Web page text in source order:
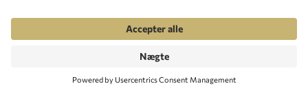
udbyder: Google Ireland Limited, Gordon House, 4 Barrow St,
Dublin, D04 E5W5, Irland
Tjenesten kontrollerer, om en indtastning foretages af en fysisk
automatisk behandling, og blokerer spam, DDos-angreb og